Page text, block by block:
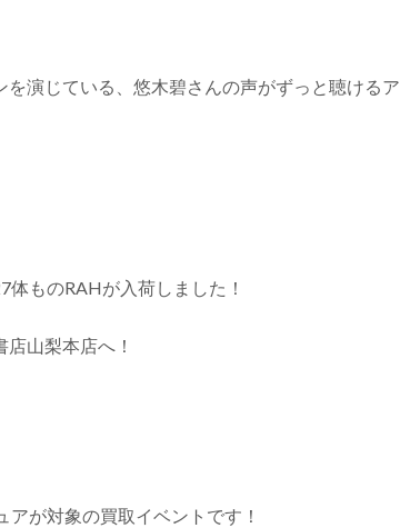
演じている、悠木碧さんの声がずっと聴けるア
ものRAHが入荷しました！
山梨本店へ！
が対象の買取イベントです！